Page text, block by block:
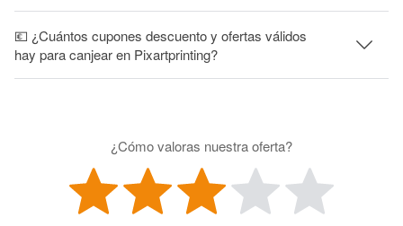
💶 ¿Cuántos cupones descuento y ofertas válidos
hay para canjear en Pixartprinting?
¿Cómo valoras nuestra oferta?